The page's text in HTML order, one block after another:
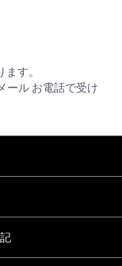
す。
ール お電話で受け